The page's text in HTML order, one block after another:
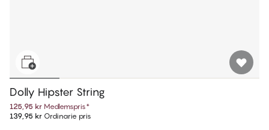
Dolly Hipster String
125,95 kr Medlemspris*
139,95 kr Ordinarie pris